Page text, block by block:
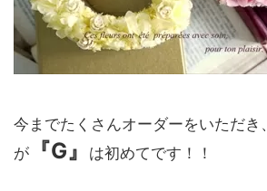
今までたくさんオーダーをいただき
が
『G』 は初めてです！！